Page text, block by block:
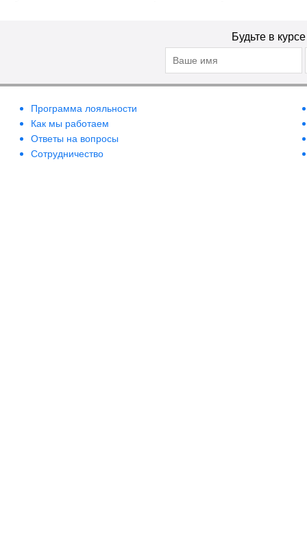
Будьте в
Программа лояльности
Как мы работаем
Ответы на вопросы
Сотрудничество